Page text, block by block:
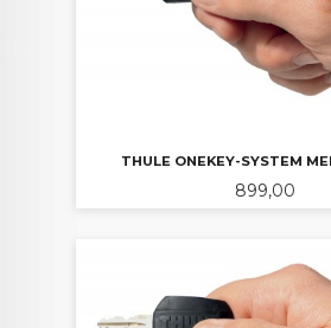
THULE ONEKEY-SYSTEM
Pris
899,00